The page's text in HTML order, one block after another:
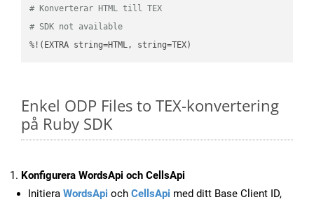
# Konverterar HTML till TEX
# SDK not available
%!(EXTRA string=HTML, string=TEX)
Enkel ODP Files to TEX-konvertering
på Ruby SDK
Konfigurera WordsApi och CellsApi
Initiera WordsApi och CellsApi med ditt Base Client ID,